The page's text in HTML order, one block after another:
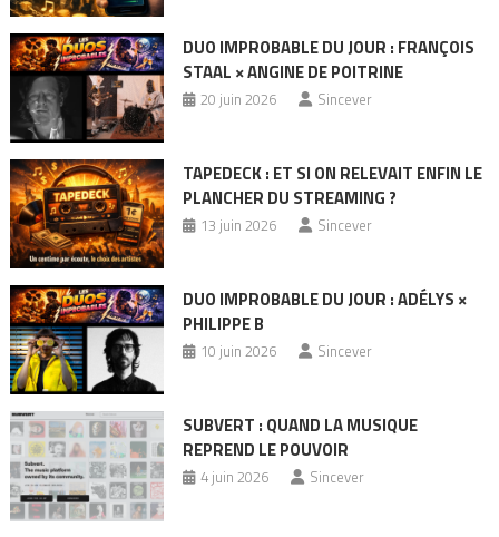
DUO IMPROBABLE DU JOUR : FRANÇOIS
STAAL × ANGINE DE POITRINE
20 juin 2026 Sincever
TAPEDECK : ET SI ON RELEVAIT ENFIN LE
PLANCHER DU STREAMING ?
13 juin 2026 Sincever
DUO IMPROBABLE DU JOUR : ADÉLYS ×
PHILIPPE B
10 juin 2026 Sincever
SUBVERT : QUAND LA MUSIQUE
REPREND LE POUVOIR
4 juin 2026 Sincever